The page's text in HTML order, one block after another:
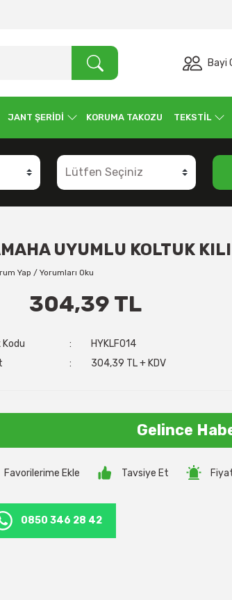
Bayi
JANT ŞERİDİ KORUMA TAKOZU TEKSTİL
UYUMLU KOLTUK
Yap / Yorumları Oku
304,39 TL
HYKLF014
304,39 TL + KDV
Gelince
Tavsiye Et
0850 346 28 42